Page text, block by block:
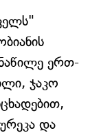
ერთ-
ჯაკო
და